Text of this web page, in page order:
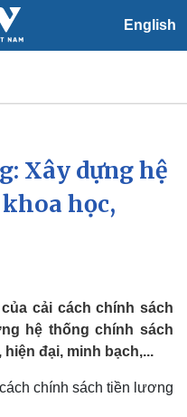
English
hội
Tin 24h
Dự báo thời tiết
Xây dựng hệ
học,
cải cách chính sách
hệ thống chính sách
đại, minh bạch,...
chính sách tiền lương